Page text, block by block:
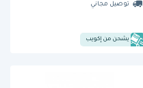
توصيل مجاني
يشحن من إكويب